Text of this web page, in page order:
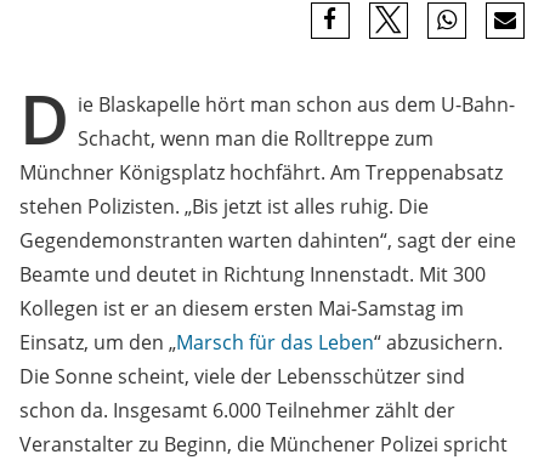
D ie Blaskapelle hört man schon aus dem U-Bahn-
Schacht, wenn man die Rolltreppe zum
Münchner Königsplatz hochfährt. Am Treppenabsatz
stehen Polizisten. „Bis jetzt ist alles ruhig. Die
Gegendemonstranten warten dahinten“, sagt der eine
Beamte und deutet in Richtung Innenstadt. Mit 300
Kollegen ist er an diesem ersten Mai-Samstag im
Einsatz, um den „Marsch für das Leben“ abzusichern.
Die Sonne scheint, viele der Lebensschützer sind
schon da. Insgesamt 6.000 Teilnehmer zählt der
Veranstalter zu Beginn, die Münchener Polizei spricht